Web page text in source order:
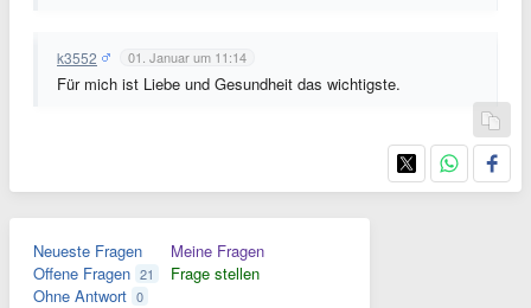
k3552 01. Januar um 11:14
Für mich ist Liebe und Gesundheit das wichtigste.
Neueste Fragen
Offene Fragen 21
Ohne Antwort 0
Meine Fragen
Frage stellen